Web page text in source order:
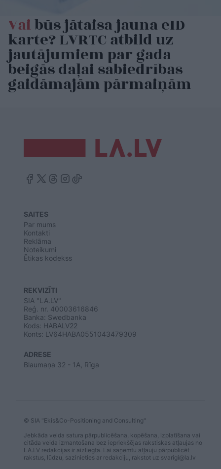
Vaibūs jātaisa jauna eID
karte? LVRTC atbild uz
jautājumiem par gada
beigās daļai sabiedrības
gaidāmajām pārmaiņām
SAITES
Par mums
Kontakti
Reklāma
Noteikumi
Ētikas kodekss
REKVIZĪTI
SIA "LA.LV"
Reģ. nr. 40003616846
Banka: Swedbanka
Kods: HABALV22
Konts: LV64HABA0551043479309
ADRESE
Blaumaņa 32 - 1A, Rīga
© SIA "Ekis&Co-Positioning and Consulting"
Jebkāda veida satura pārpublicēšana, kopēšana, izplatīšana vai
citāda veida izmantošana bez iepriekšējas rakstiskas atļaujas no
LA.LV redakcijas ir aizliegta. Lai saņemtu atļauju pārpublicēt
rakstus, lūdzu, sazinieties ar redakciju, rakstot uz svarigi@la.lv